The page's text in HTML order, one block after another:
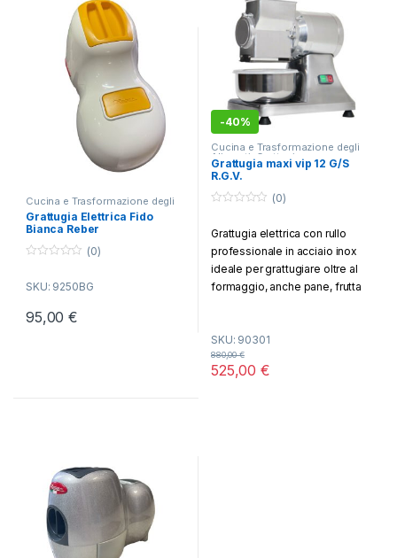
Cucina e Trasformazione degli
Alimenti , Grattugia
Grattugia Elettrica Fido
Bianca Reber
u
f
(0)
SKU: 9250BG
95,00€
-40%
Cucina e Trasformazione degli
Alimenti , Grattugia
Grattugia maxi vip 12 G/S
R.G.V.
u
o
f
5
(0)
Grattugia elettrica con rullo
professionale in acciaio inox
ideale per grattugiare oltre al
formaggio, anche pane, frutta
pulsantiera intuitiva. Micro
interruttore di sicurezza che
permette il funzionamento solo
SKU: 90301
525,00€
880,00€